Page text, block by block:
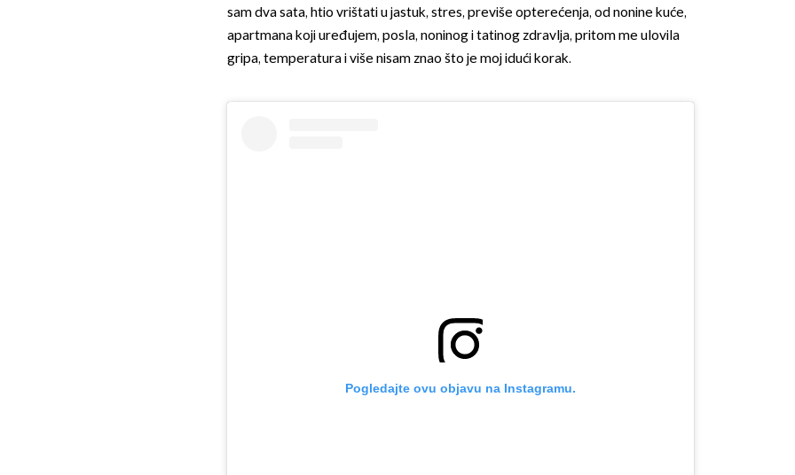
sam dva sata, htio vrištati u jastuk, stres, previše opterećenja, od nonine kuće,
apartmana koji uređujem, posla, noninog i tatinog zdravlja, pritom me ulovila
gripa, temperatura i više nisam znao što je moj idući korak.
Pogledajte ovu objavu na Instagramu.
OMOGUĆI OBAVIJESTI